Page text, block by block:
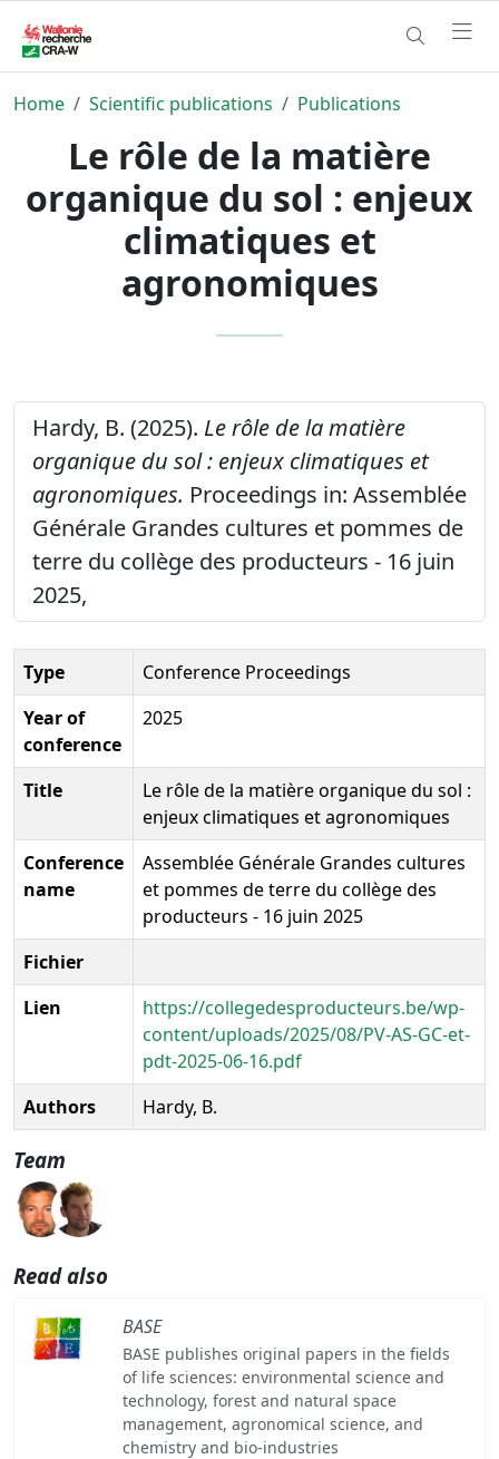
Home Scientific publications Publications
Le rôle de la matière
organique du sol : enjeux
climatiques et
agronomiques
Hardy, B. (2025). Le rôle de la matière
organique du sol : enjeux climatiques et
agronomiques. Proceedings in: Assemblée
Générale Grandes cultures et pommes de
terre du collège des producteurs - 16 juin
2025,
Type
Conference Proceedings
Year of
conference
2025
Title
Le rôle de la matière organique du sol :
enjeux climatiques et agronomiques
Conference
name
Assemblée Générale Grandes cultures
et pommes de terre du collège des
producteurs - 16 juin 2025
Fichier
Lien
https://collegedesproducteurs.be/wp-
content/uploads/2025/08/PV-AS-GC-et-
pdt-2025-06-16.pdf
Authors
Hardy, B.
Team
Read also
BASE
BASE publishes original papers in the fields
of life sciences: environmental science and
technology, forest and natural space
management, agronomical science, and
chemistry and bio-industries